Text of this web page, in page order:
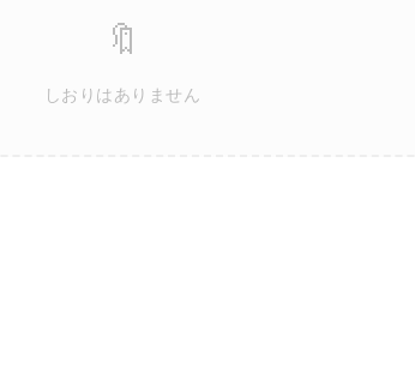
🔖
しおりはありません